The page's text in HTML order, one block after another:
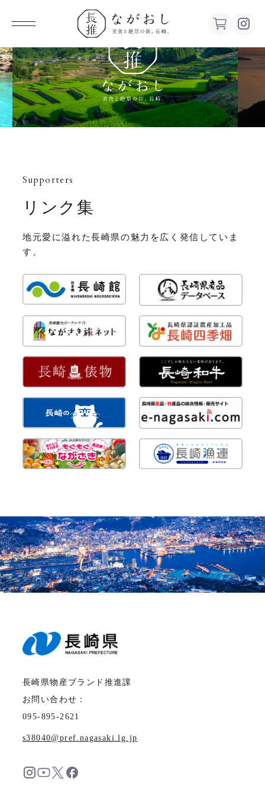
ながお
し 美食
と絶景の
Supporters
リンク集
地元愛に溢れた長崎県の魅力を広く発信していま
す。
長崎県物産ブランド推進課
お問い合わせ：
095-895-2621
s38040 pref.nagasaki.lg.jp